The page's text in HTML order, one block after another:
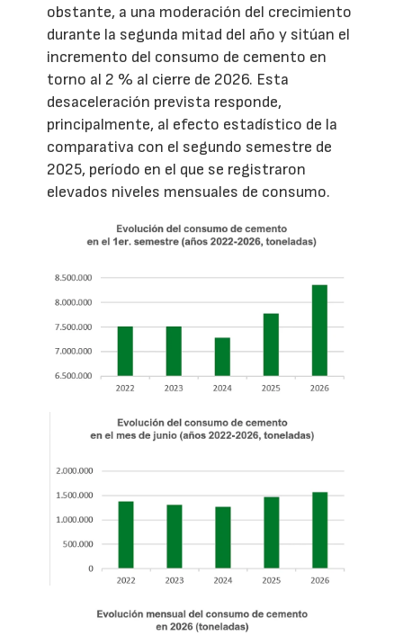
obstante, a una moderación del crecimiento
durante la segunda mitad del año y sitúan el
incremento del consumo de cemento en
torno al 2 % al cierre de 2026. Esta
desaceleración prevista responde,
principalmente, al efecto estadístico de la
comparativa con el segundo semestre de
2025, período en el que se registraron
elevados niveles mensuales de consumo.